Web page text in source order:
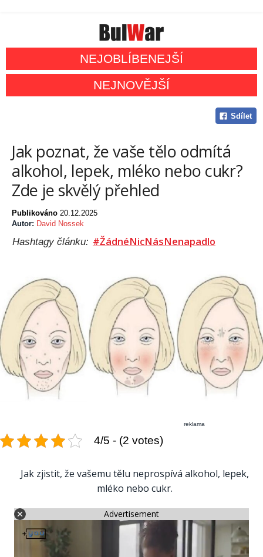
NEJOBLÍBENEJŠÍ
NEJNOVĚJŠÍ
Sdílet
Jak poznat, že vaše tělo odmítá
alkohol, lepek, mléko nebo cukr?
Zde je skvělý přehled
Publikováno 20.12.2025
Autor: David Nossek
Hashtagy článku: #ŽádnéNicNásNenapadlo
reklama
4/5 - (2 votes)
Jak zjistit, že vašemu tělu neprospívá alkohol, lepek,
mléko nebo cukr.
Advertisement